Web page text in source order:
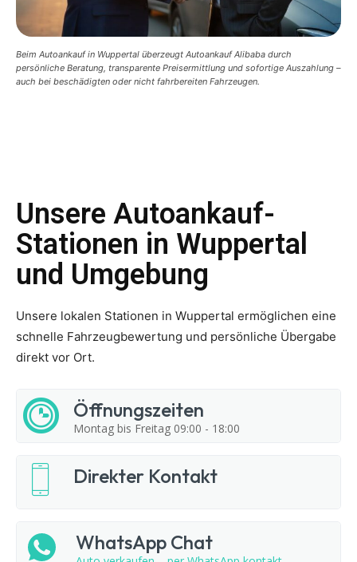
Beim Autoankauf in Wuppertal überzeugt Autoankauf Alibaba durch
persönliche Beratung, transparente Preisermittlung und sofortige Auszahlung –
auch bei beschädigten oder nicht fahrbereiten Fahrzeugen.
Unsere Autoankauf-
Stationen in Wuppertal
und Umgebung
Unsere lokalen Stationen in Wuppertal ermöglichen eine
schnelle Fahrzeugbewertung und persönliche Übergabe
direkt vor Ort.
Öffnungszeiten
Montag bis Freitag 09:00 - 18:00
Direkter Kontakt
WhatsApp Chat